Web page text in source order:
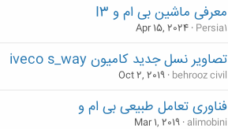
معرفی ماشین بی ام و I3
Persia1
Apr 15, 2024
تصاویر نسل جدید کامیون iveco s_way
behrooz civil
Oct 2, 2019
فناوری تعامل طبیعی بی ام و
alimobini
Mar 1, 2019